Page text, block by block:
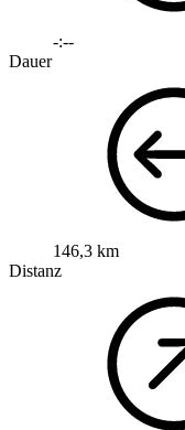
-:--
Dauer
146,3 km
Distanz